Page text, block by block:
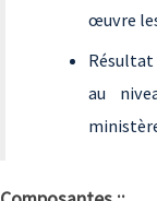
œuvre
Résultat
au